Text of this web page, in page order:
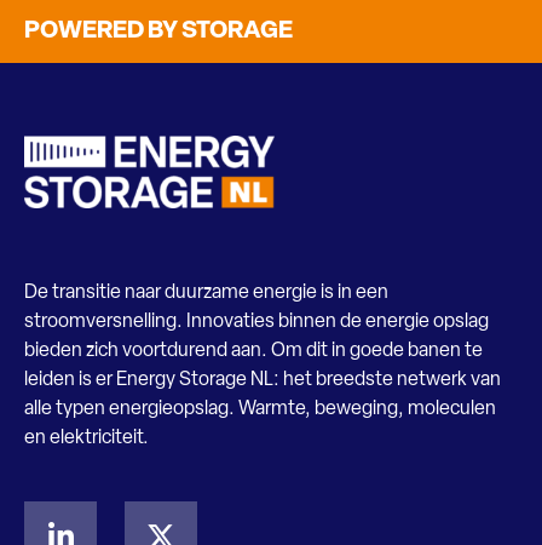
POWERED BY STORAGE
De transitie naar duurzame energie is in een
stroomversnelling. Innovaties binnen de energie opslag
bieden zich voortdurend aan. Om dit in goede banen te
leiden is er Energy Storage NL: het breedste netwerk van
alle typen energieopslag. Warmte, beweging, moleculen
en elektriciteit.